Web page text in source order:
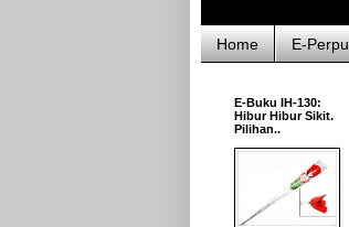
Home E-
E-Buku IH-130:
Hibur Hibur Sikit.
Pilihan..